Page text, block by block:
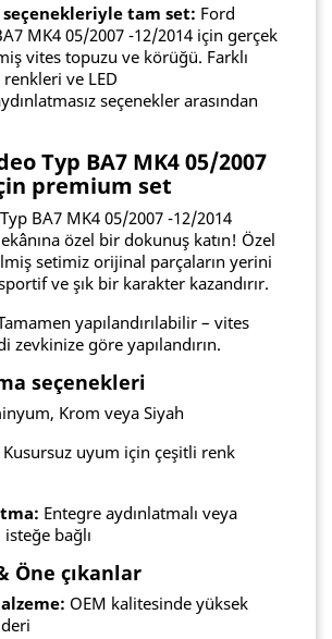
tam set: Ford
MK4 05/2007 -12/2014 için gerçek
vites topuzu ve körüğü. Farklı
ve LED
seçenekler arasından
Typ BA7 MK4 05/2007
premium set
BA7 MK4 05/2007 -12/2014
özel bir dokunuş katın! Özel
setimiz orijinal parçaların yerini
ve şık bir karakter kazandırır.
yapılandırılabilir – vites
zevkinize göre yapılandırın.
seçenekleri
Krom veya Siyah
Kusursuz uyum için çeşitli renk
Entegre aydınlatmalı veya
isteğe bağlı
Öne çıkanlar
OEM kalitesinde yüksek